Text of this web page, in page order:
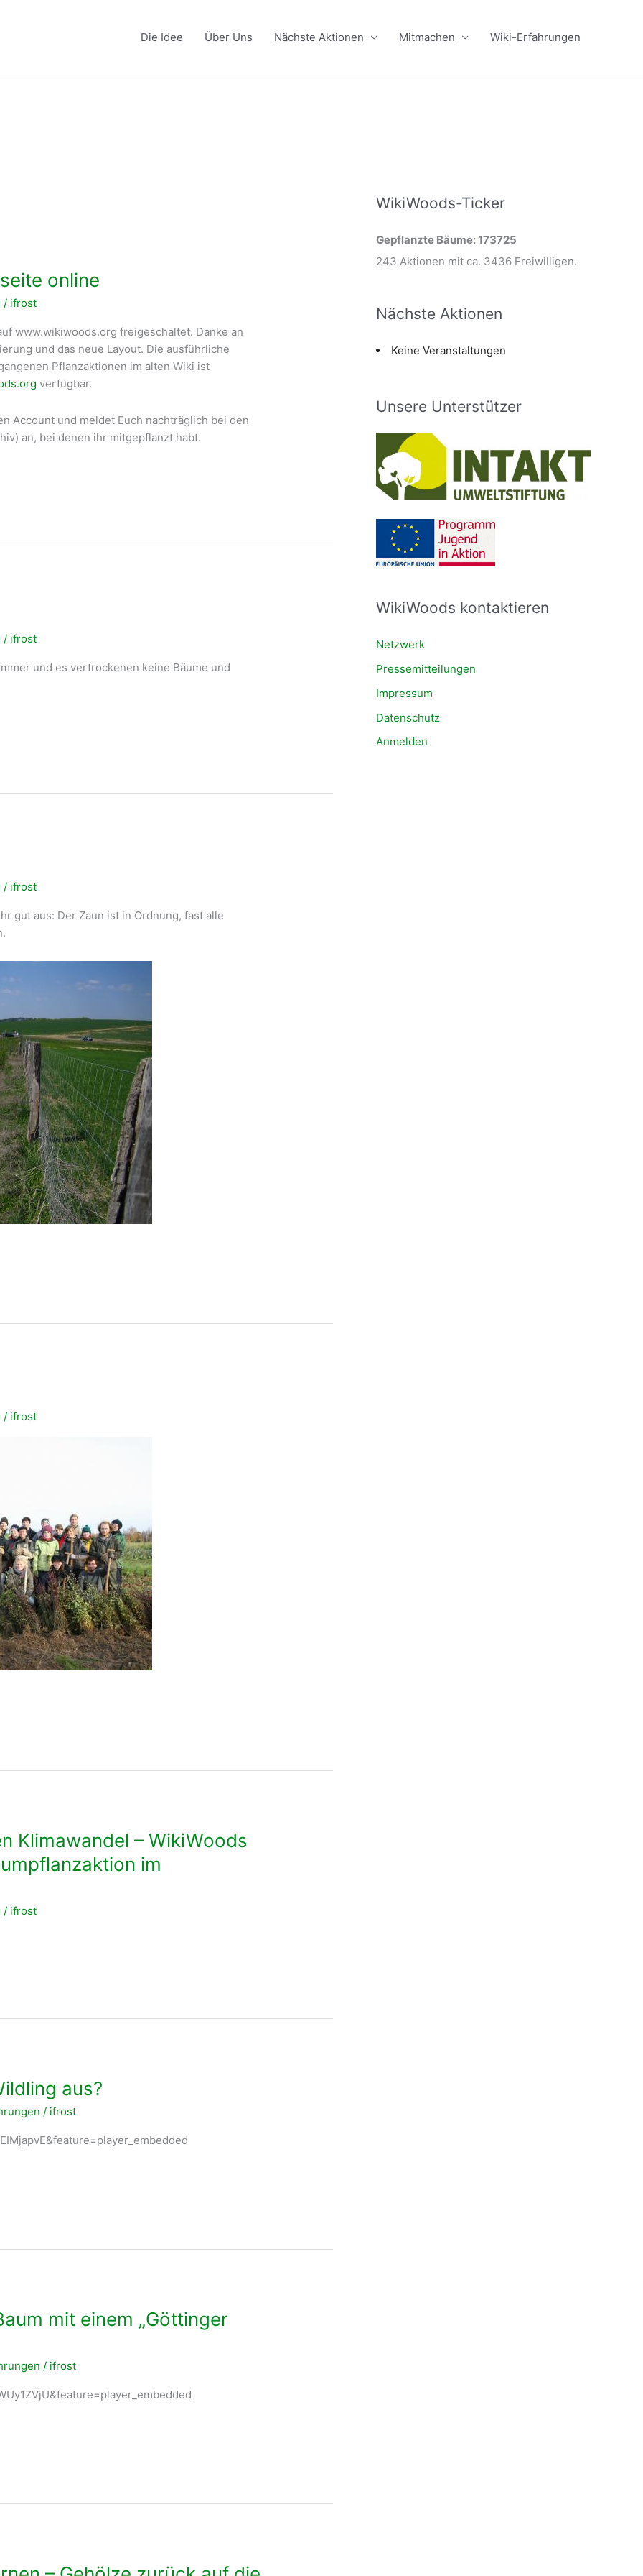
Die Idee Über Uns Nächste Aktionen Mitmachen Wiki-Erfahrungen
online
/ ifrost
www.wikiwoods.org freigeschaltet. Danke an
und das neue Layout. Die ausführliche
Pflanzaktionen im alten Wiki ist
verfügbar.
Account und meldet Euch nachträglich bei den
an, bei denen ihr mitgepflanzt habt.
/ ifrost
und es vertrockenen keine Bäume und
/ ifrost
gut aus: Der Zaun ist in Ordnung, fast alle
/ ifrost
Klimawandel – WikiWoods
im
/ ifrost
aus?
/ ifrost
mit einem „Göttinger
/ ifrost
WikiWoods-Ticker
Gepflanzte Bäume: 173725
243 Aktionen mit ca. 3436 Freiwilligen.
Nächste Aktionen
Keine Veranstaltungen
Unsere Unterstützer
WikiWoods kontaktieren
Netzwerk
Pressemitteilungen
Impressum
Datenschutz
Anmelden